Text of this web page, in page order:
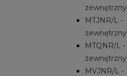
zewnętrzny
MTJNR/L -
zewnętrzny
MTQNR/L -
zewnętrzny
MVJNR/L -